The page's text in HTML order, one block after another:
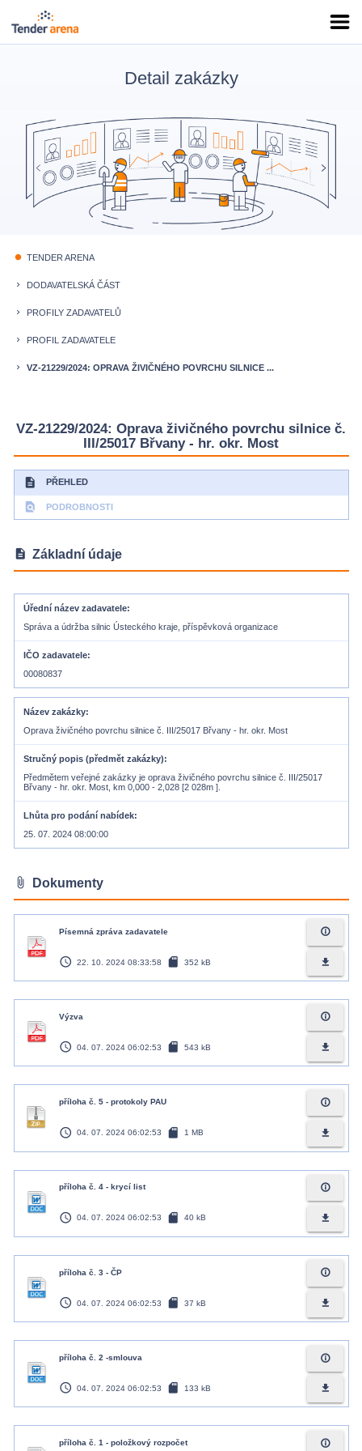
Detail zakázky
fiber_manual_record TENDER ARENA
keyboard_arrow_right DODAVATELSKÁ ČÁST
keyboard_arrow_right PROFILY ZADAVATELŮ
keyboard_arrow_right PROFIL ZADAVATELE
keyboard_arrow_right VZ-21229/2024: OPRAVA ŽIVIČNÉHO POVRCHU SILNICE ...
VZ-21229/2024: Oprava živičného povrchu silnice č.
III/25017 Břvany - hr. okr. Most
description PŘEHLED
find_in_page PODROBNOSTI
description Základní údaje
Úřední název zadavatele
Správa a údržba silnic Ústeckého kraje, příspěvková organizace
IČO zadavatele
00080837
Název zakázky
Oprava živičného povrchu silnice č. III/25017 Břvany - hr. okr. Most
Stručný popis (předmět zakázky)
Předmětem veřejné zakázky je oprava živičného povrchu silnice č. III/25017
Břvany - hr. okr. Most, km 0,000 - 2,028 [2 028m ].
Lhůta pro podání nabídek
25. 07. 2024 08:00:00
attach_file Dokumenty
Písemná zpráva zadavatele
access_time 22. 10. 2024 08:33:58 sd_card 352 kB
info_outline
file_download
Výzva
access_time 04. 07. 2024 06:02:53 sd_card 543 kB
info_outline
file_download
příloha č. 5 - protokoly PAU
access_time 04. 07. 2024 06:02:53 sd_card 1 MB
info_outline
file_download
příloha č. 4 - krycí list
access_time 04. 07. 2024 06:02:53 sd_card 40 kB
info_outline
file_download
příloha č. 3 - ČP
access_time 04. 07. 2024 06:02:53 sd_card 37 kB
info_outline
file_download
příloha č. 2 -smlouva
access_time 04. 07. 2024 06:02:53 sd_card 133 kB
info_outline
file_download
příloha č. 1 - položkový rozpočet info_outline